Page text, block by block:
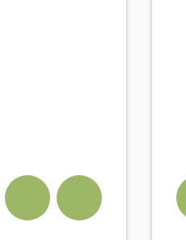
DODAJ DO KOSZYKA